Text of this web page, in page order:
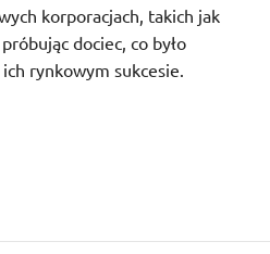
korporacjach, takich jak
dociec, co było
rynkowym sukcesie.